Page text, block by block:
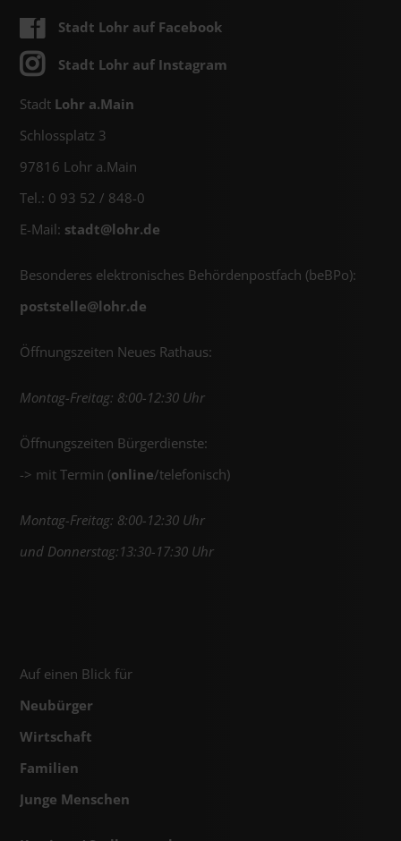
Stadt Lohr auf Facebook
Stadt Lohr auf Instagram
Stadt Lohr a.Main
Schlossplatz 3
97816 Lohr a.Main
Tel.: 0 93 52 / 848-0
E-Mail: stadt@lohr.de
Besonderes elektronisches Behördenpostfach (beBPo):
poststelle@lohr.de
Öffnungszeiten Neues Rathaus:
Montag-Freitag: 8:00-12:30 Uhr
Öffnungszeiten Bürgerdienste:
-> mit Termin (online/telefonisch)
Montag-Freitag: 8:00-12:30 Uhr
und Donnerstag:13:30-17:30 Uhr
Auf einen Blick für
Neubürger
Wirtschaft
Familien
Junge Menschen